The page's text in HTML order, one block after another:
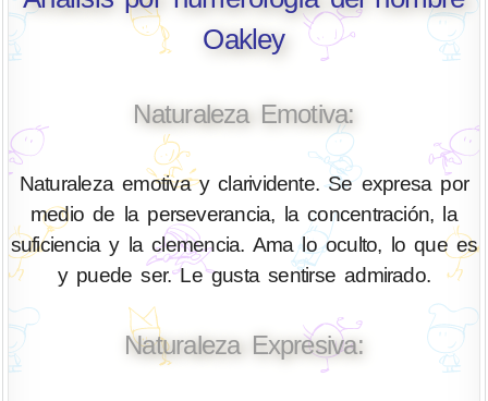
Oakley
Naturaleza Emotiva:
Naturaleza emotiva y clarividente. Se expresa por
medio de la perseverancia, la concentración, la
suficiencia y la clemencia. Ama lo oculto, lo que es
y puede ser. Le gusta sentirse admirado.
Naturaleza Expresiva: